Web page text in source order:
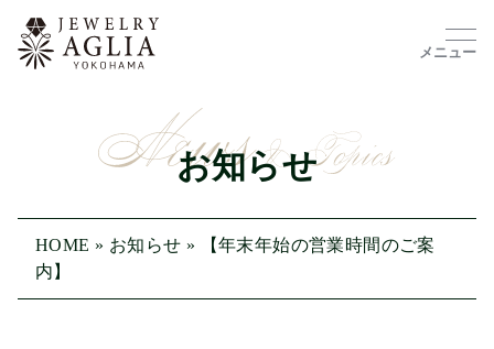
メニュー
お知らせ
HOME » お知らせ »
【年末年始の営業時間のご案
内】